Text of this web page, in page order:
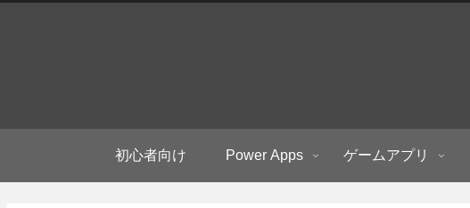
初心者向け Power Apps ゲームアプリ